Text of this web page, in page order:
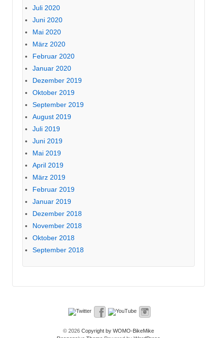
Juli 2020
Juni 2020
Mai 2020
März 2020
Februar 2020
Januar 2020
Dezember 2019
Oktober 2019
September 2019
August 2019
Juli 2019
Juni 2019
Mai 2019
April 2019
März 2019
Februar 2019
Januar 2019
Dezember 2018
November 2018
Oktober 2018
September 2018
© 2026 Copyright by WOMO-BikeMike